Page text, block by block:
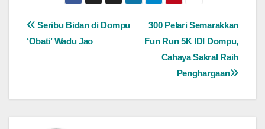
Navigasi
300 Pelari Semarakkan
Fun Run 5K IDI Dompu,
Cahaya Sakral Raih
Penghargaan
Seribu Bidan di Dompu
‘Obati’ Wadu Jao